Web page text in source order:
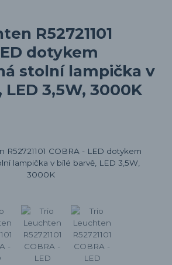
R52721101
dotykem
stolní lampička v
3,5W, 3000K